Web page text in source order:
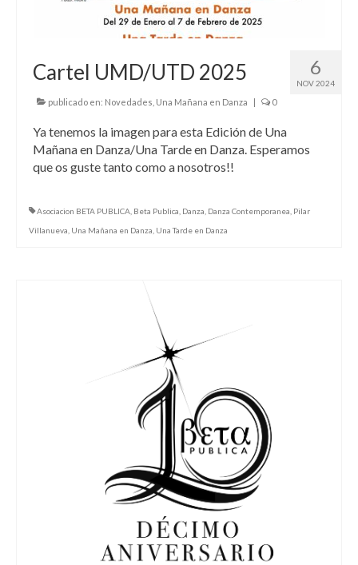
6
NOV 2024
Cartel UMD/UTD 2025
publicado en: Novedades Una Mañana en Danza | 0
Ya tenemos la imagen para esta Edición de Una
Mañana en Danza/Una Tarde en Danza. Esperamos
que os guste tanto como a nosotros!!
Asociacion BETA PUBLICA Beta Publica Danza Danza Contemporanea Pilar
Villanueva Una Mañana en Danza Una Tarde en Danza